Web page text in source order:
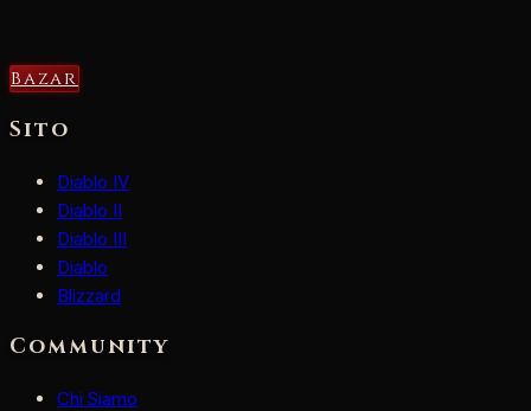
Bazar
Sito
Diablo IV
Diablo II
Diablo III
Diablo
Blizzard
Community
Chi Siamo